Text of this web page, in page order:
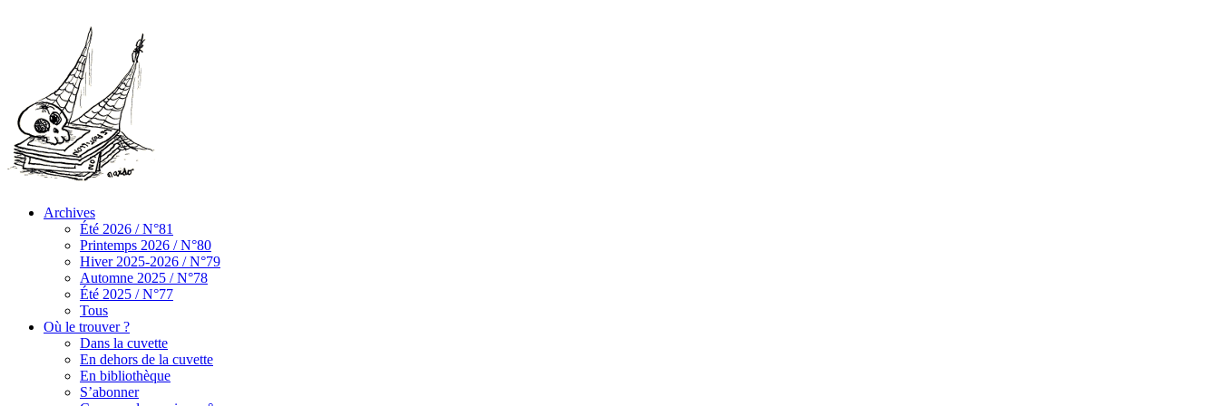
Archives
Été 2026 / N°81
Printemps 2026 / N°80
Hiver 2025-2026 / N°79
Automne 2025 / N°78
Été 2025 / N°77
Tous
Où le trouver ?
Dans la cuvette
En dehors de la cuvette
En bibliothèque
S’abonner